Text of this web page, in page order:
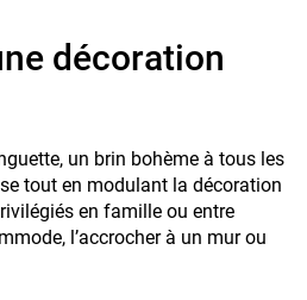
décoration
un brin bohème à tous les
tout en modulant la décoration
en famille ou entre
l’accrocher à un mur ou